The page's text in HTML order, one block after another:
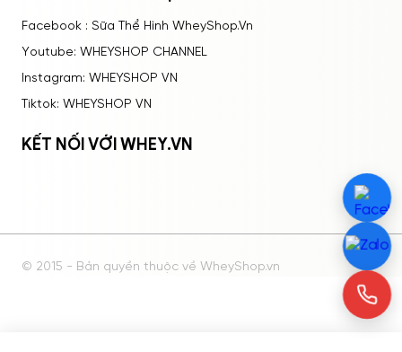
Facebook : Sữa Thể Hình WheyShop.Vn
Youtube: WHEYSHOP CHANNEL
Instagram: WHEYSHOP VN
Tiktok: WHEYSHOP VN
KẾT NỐI VỚI WHEY.VN
© 2015 - Bản quyền thuộc về WheyShop.vn